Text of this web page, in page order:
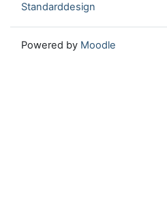
Standarddesign
Powered by Moodle